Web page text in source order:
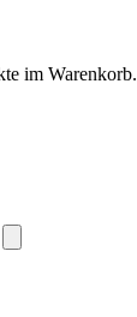
im Warenkorb.